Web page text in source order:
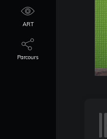
ART
Parcours